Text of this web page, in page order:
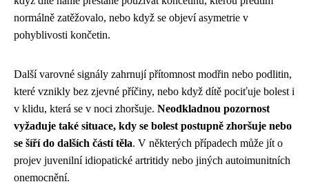
normálně zatěžovalo, nebo když se objeví asymetrie v
pohyblivosti končetin.
Další varovné signály zahrnují přítomnost modřin nebo podlitin,
které vznikly bez zjevné příčiny, nebo když dítě pociťuje bolest i
v klidu, která se v noci zhoršuje. Neodkladnou pozornost
vyžaduje také situace, kdy se bolest postupně zhoršuje nebo
se šíří do dalších částí těla. V některých případech může jít o
projev juvenilní idiopatické artritidy nebo jiných autoimunitních
onemocnění.